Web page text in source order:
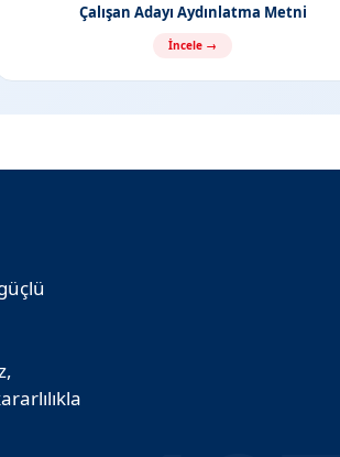
Çalışan Adayı Aydınlatma Metni
İncele →